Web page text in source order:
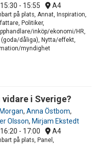
15:30 - 15:55 A4
på plats, Annat, Inspiration,
Politiker,
inköp/ekonomi/HR,
dåliga), Nytta/effekt,
myndighet
vidare i Sverige?
, Anna Östbom,
Olsson, Mirjam Ekstedt
16:20 - 17:00 A4
på plats, Panel,